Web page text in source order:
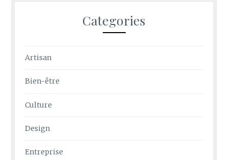
Categories
Artisan
Bien-être
Culture
Design
Entreprise